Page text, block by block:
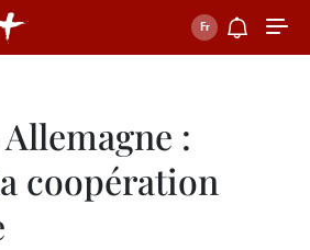
:
coopération